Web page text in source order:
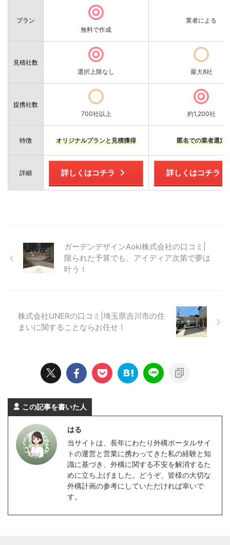
プラン
無料で作成
業者による
見積社数
選択上限なし
最大8社
提携社数
700社以上
約1,200社
特徴 オリジナルプランと見積獲得 匿名での業者選定
詳細 詳しくはコチラ 詳しくはコチラ
ガーデンデザインAoki株式会社の口コミ|
限られた予算でも、アイディア次第で夢は
叶う！
株式会社UNERの口コミ|埼玉県吉川市の住
まいに関することならお任せ！
この記事を書いた人
はる
当サイトは、長年にわたり外構ポータルサイ
トの運営と営業に携わってきた私の経験と知
識に基づき、外構に関する不安を解消するた
めに立ち上げました。どうぞ、皆様の大切な
外構計画の参考にしていただければ幸いで
す。